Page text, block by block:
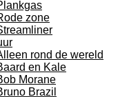
zone
rond de wereld
en Kale
Morane
Brazil